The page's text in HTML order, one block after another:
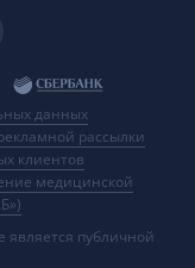
данных
рассылки
клиентов
медицинской
публичной